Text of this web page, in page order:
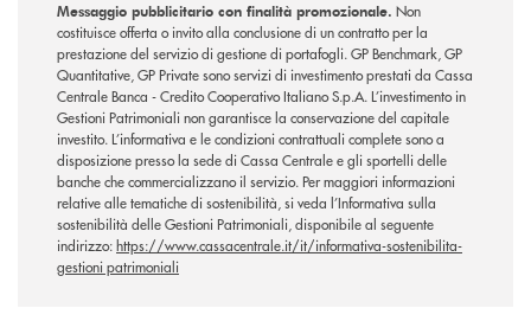
Messaggio pubblicitario con finalità promozionale. Non
costituisce offerta o invito alla conclusione di un contratto per la
prestazione del servizio di gestione di portafogli. GP Benchmark, GP
Quantitative, GP Private sono servizi di investimento prestati da Cassa
Centrale Banca - Credito Cooperativo Italiano S.p.A. L’investimento in
Gestioni Patrimoniali non garantisce la conservazione del capitale
investito. L’informativa e le condizioni contrattuali complete sono a
disposizione presso la sede di Cassa Centrale e gli sportelli delle
banche che commercializzano il servizio. Per maggiori informazioni
relative alle tematiche di sostenibilità, si veda l’Informativa sulla
sostenibilità delle Gestioni Patrimoniali, disponibile al seguente
indirizzo:https://www.cassacentrale.it/it/informativa-sostenibilita-
gestioni patrimoniali